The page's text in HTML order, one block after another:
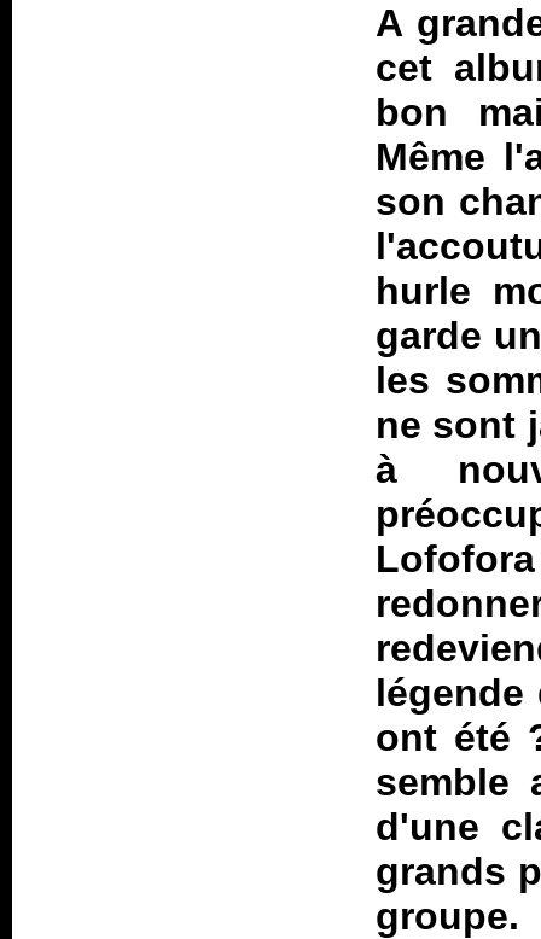
A
cet
bon
Même
son
hurle
garde
les
ne sont
à
ont été
semble
d'une
grands
groupe.